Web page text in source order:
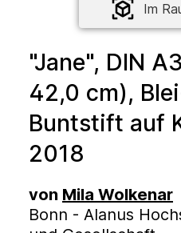
Im
"Jane", DIN
42,0 cm),
Buntstift auf
2018
von Mila Wolkenar
Bonn - Alanus